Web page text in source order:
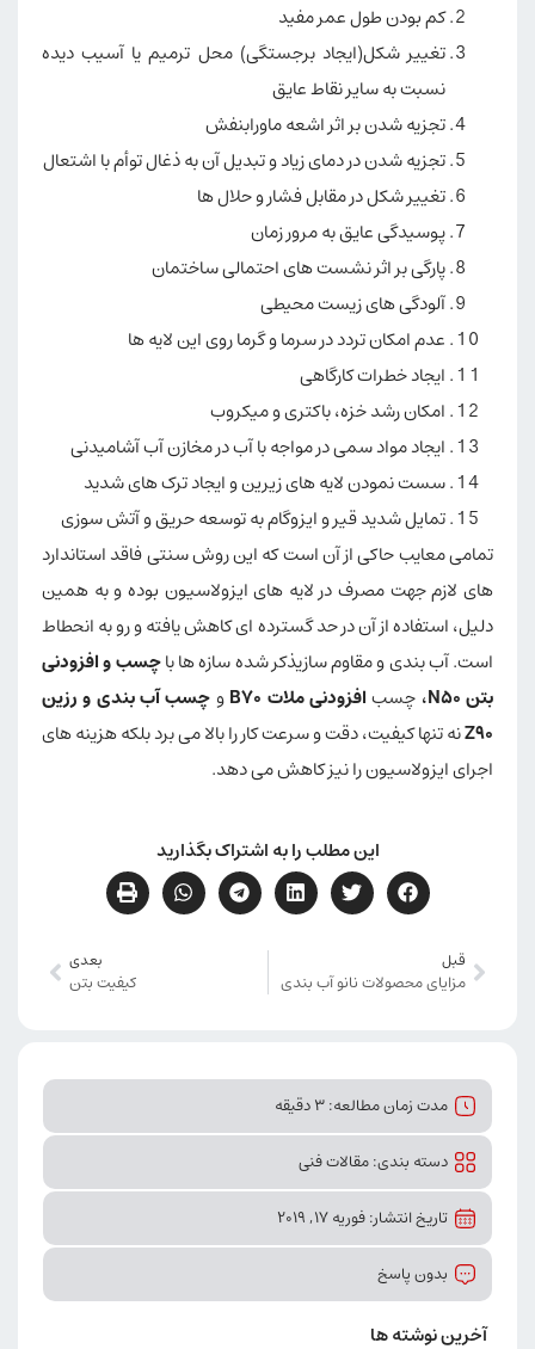
کم بودن طول عمر مفید
تغییر شکل(ایجاد برجستگی) محل ترمیم یا آسیب دیده
نسبت به سایر نقاط عایق
تجزیه شدن بر اثر اشعه ماورابنفش
تجزیه شدن در دمای زیاد و تبدیل آن به ذغال توأم با اشتعال
تغییر شکل در مقابل فشار و حلال ها
پوسیدگی عایق به مرور زمان
پارگی بر اثر نشست های احتمالی ساختمان
آلودگی های زیست محیطی
عدم امکان تردد در سرما و گرما روی این لایه ها
ایجاد خطرات کارگاهی
امکان رشد خزه، باکتری و میکروب
ایجاد مواد سمی در مواجه با آب در مخازن آب آشامیدنی
سست نمودن لایه های زیرین و ایجاد ترک های شدید
تمایل شدید قیر و ایزوگام به توسعه حریق و آتش سوزی
تمامی معایب حاکی از آن است که این روش سنتی فاقد استاندارد
های لازم جهت مصرف در لایه های ایزولاسیون بوده و به همین
دلیل، استفاده از آن در حد گسترده ای کاهش یافته و رو به انحطاط
است. آب بندی و مقاوم سازیذکر شده سازه ها باچسب و افزودنی
بتن N50،
چسبافزودنی ملات B70 و چسب آب بندی و رزین
Z90نه تنها کیفیت، دقت و سرعت کار را بالا می برد بلکه هزینه های
اجرای ایزولاسیون را نیز کاهش می دهد.
این مطلب را به اشتراک بگذارید
قبل
مزایای محصولات نانو آب بندی
بعدی
کیفیت بتن
مدت زمان مطالعه: 3 دقیقه
دسته بندی:مقالات فنی
تاریخ انتشار: فوریه 17, 2019
بدون پاسخ
آخرین نوشته ها